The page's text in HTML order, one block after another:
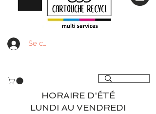
Se connecter
HORAIRE D'ÉTÉ
LUNDI AU VENDREDI